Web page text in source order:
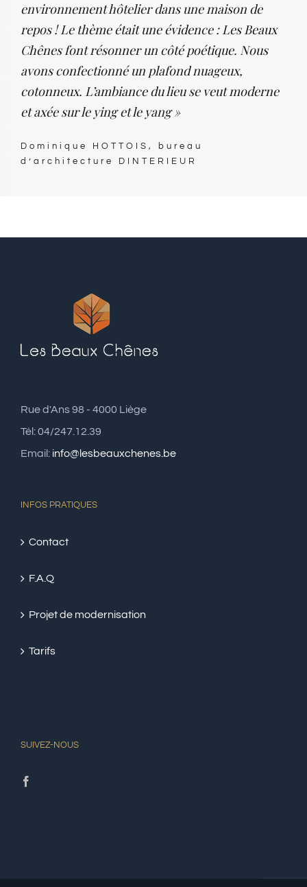
environnement hôtelier dans une maison de
repos ! Le thème était une évidence : Les Beaux
Chênes font résonner un côté poétique. Nous
avons confectionné un plafond nuageux,
cotonneux. L’ambiance du lieu se veut moderne
et axée sur le ying et le yang »
Dominique HOTTOIS, bureau
d’architecture DINTERIEUR
Rue d'Ans 98 - 4000 Liège
Tél: 04/247.12.39
Email: info@lesbeauxchenes.be
INFOS PRATIQUES
Contact
F.A.Q
Projet de modernisation
Tarifs
SUIVEZ-NOUS